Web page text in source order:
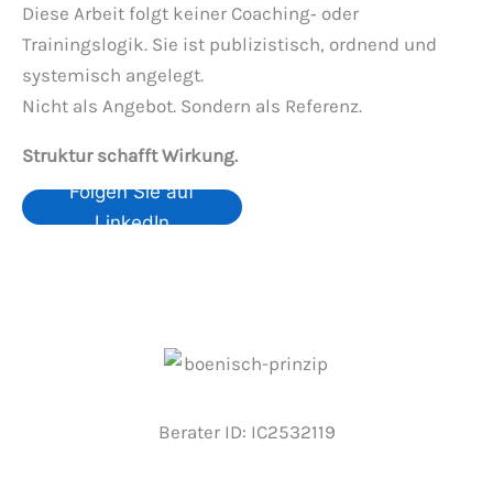
Diese Arbeit folgt keiner Coaching‑ oder
Trainingslogik. Sie ist publizistisch, ordnend und
systemisch angelegt.
Nicht als Angebot. Sondern als Referenz.
Struktur schafft Wirkung.
Folgen Sie auf
LinkedIn
Berater ID: IC2532119